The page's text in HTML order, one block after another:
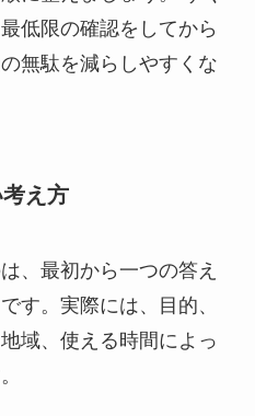
低限の確認をしてから
無駄を減らしやすくな
え方
、最初から一つの答え
す。実際には、目的、
域、使える時間によっ